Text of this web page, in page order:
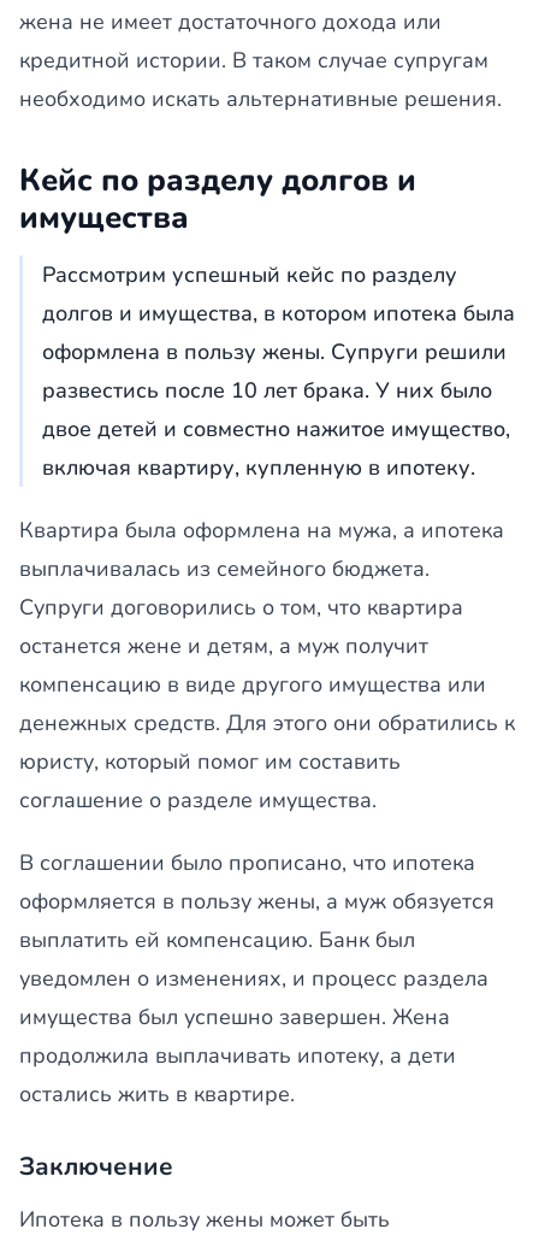
жена не имеет достаточного дохода или
кредитной истории. В таком случае супругам
необходимо искать альтернативные решения.
Кейс по разделу долгов и
имущества
Рассмотрим успешный кейс по разделу
долгов и имущества, в котором ипотека была
оформлена в пользу жены. Супруги решили
развестись после 10 лет брака. У них было
двое детей и совместно нажитое имущество,
включая квартиру, купленную в ипотеку.
Квартира была оформлена на мужа, а ипотека
выплачивалась из семейного бюджета.
Супруги договорились о том, что квартира
останется жене и детям, а муж получит
компенсацию в виде другого имущества или
денежных средств. Для этого они обратились к
юристу, который помог им составить
соглашение о разделе имущества.
В соглашении было прописано, что ипотека
оформляется в пользу жены, а муж обязуется
выплатить ей компенсацию. Банк был
уведомлен о изменениях, и процесс раздела
имущества был успешно завершен. Жена
продолжила выплачивать ипотеку, а дети
остались жить в квартире.
Заключение
Ипотека в пользу жены может быть